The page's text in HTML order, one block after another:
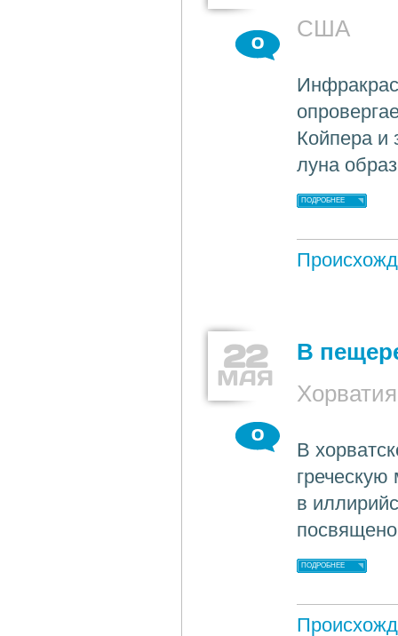
США
0
Койпера и
луна
ПОДРОБНЕЕ
22
МАЯ
В
Хорватия
0
В
в
ПОДРОБНЕЕ